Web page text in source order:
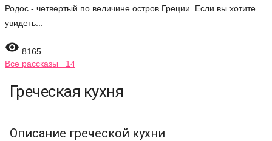
Родос - четвертый по величине остров Греции. Если вы хотите
увидеть...
 8165
Все рассказы 14
Греческая кухня
Описание греческой кухни